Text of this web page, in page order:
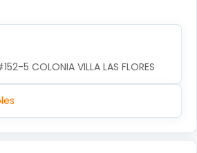
5 COLONIA VILLA LAS FLORES